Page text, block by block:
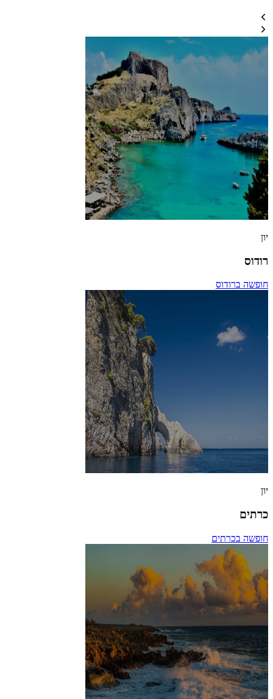
יון
רודוס
חופשה ברודוס
יון
כרתים
חופשה בכרתים